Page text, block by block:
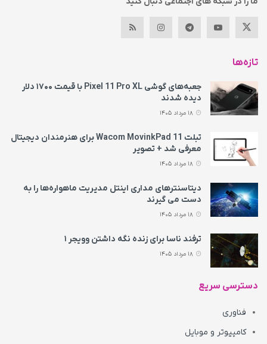
تازه‌ها
جعبه‌های گوشی Pixel 11 Pro XL با قیمت ۱۷۰۰ دلار
دیده شدند
تبلت Wacom MovinkPad 11 برای هنرمندان دیجیتال
معرفی شد + تصویر
دیتاسنترهای مداری اینتل مدیریت ماهواره‌ها را به
دست می‌ گیرند
ترفند ناسا برای زنده نگه داشتن وویجر ۱
دسترسی سریع
فناوری
کامپیوتر و موبایل